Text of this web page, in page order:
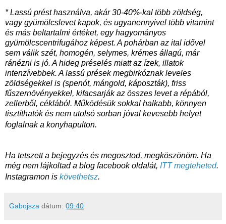
* Lassú prést használva, akár 30-40%-kal több zöldség,
vagy gyümölcslevet kapok, és ugyanennyivel több vitamint
és más beltartalmi értéket, egy hagyományos
gyümölcscentrifugához képest. A pohárban az ital idővel
sem válik szét, homogén, selymes, krémes állagú, már
ránézni is jó. A hideg préselés miatt az ízek, illatok
intenzívebbek. A lassú prések megbirkóznak leveles
zöldségekkel is (spenót, mángold, káposzták), friss
fűszernövényekkel, kifacsarják az összes levet a répából,
zellerből, céklából. Működésük sokkal halkabb, könnyen
tisztíthatók és nem utolsó sorban jóval kevesebb helyet
foglalnak a konyhapulton.
Ha tetszett a bejegyzés és megosztod, megköszönöm. Ha
még nem lájkoltad a blog facebook oldalát, ITT megteheted.
Instagramon is követhetsz.
Gabojsza dátum: 09:40